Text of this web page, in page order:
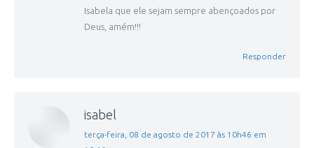
Isabela que ele sejam sempre abençoados por
Deus, amém!!!
Responder
isabel
disse:
terça-feira, 08 de agosto de 2017 às 10h46 em